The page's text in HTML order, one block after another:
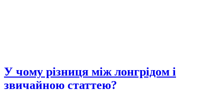
У чому різниця між лонгрідом і
звичайною статтею?